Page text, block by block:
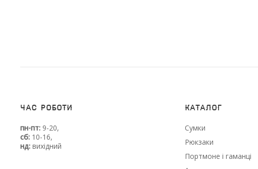
Час роботи
пн-пт: 9-20,
сб: 10-16,
нд: вихідний
Каталог
Сумки
Рюкзаки
Портмоне і гаманці